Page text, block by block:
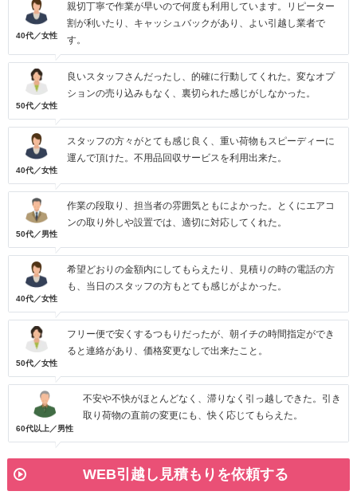
40代／女性
親切丁寧で作業が早いので何度も利用しています。リピーター
割が利いたり、キャッシュバックがあり、よい引越し業者で
す。
50代／女性
良いスタッフさんだったし、的確に行動してくれた。変なオプ
ションの売り込みもなく、裏切られた感じがしなかった。
40代／女性
スタッフの方々がとても感じ良く、重い荷物もスピーディーに
運んで頂けた。不用品回収サービスを利用出来た。
50代／男性
作業の段取り、担当者の雰囲気ともによかった。とくにエアコ
ンの取り外しや設置では、適切に対応してくれた。
40代／女性
希望どおりの金額内にしてもらえたり、見積りの時の電話の方
も、当日のスタッフの方もとても感じがよかった。
50代／女性
フリー便で安くするつもりだったが、朝イチの時間指定ができ
ると連絡があり、価格変更なしで出来たこと。
60代以上／男性
不安や不快がほとんどなく、滞りなく引っ越しできた。引き
取り荷物の直前の変更にも、快く応じてもらえた。
WEB引越し見積もりを依頼する